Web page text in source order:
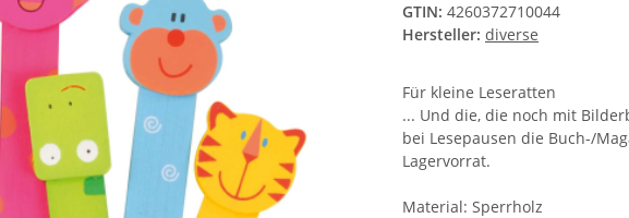
GTIN: 4260372710044
Hersteller: diverse
Für kleine Leseratten
... Und die, die noch mit
bei Lesepausen die Buch-/
Lagervorrat.
Material: Sperrholz